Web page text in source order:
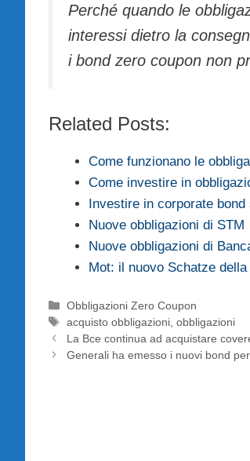
Perché quando le
interessi dietro la
i bond zero coupon non
Related Posts:
Come funzionano le
Come investire in
Investire in corporate bond
Nuove obbligazioni di STM
Nuove obbligazioni di
Mot: il nuovo Schatze
Categorie
Obbligazioni Zero Coupon
Tag
acquisto obbligazioni ,obbligazioni
La Bce continua ad acquistare
Generali ha emesso i nuovi bond